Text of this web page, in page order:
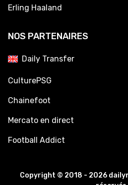
Erling Haaland
NOS PARTENAIRES
Daily Transfer
CulturePSG
Chainefoot
Mercato en direct
Football Addict
Copyright © 2018 - 2026